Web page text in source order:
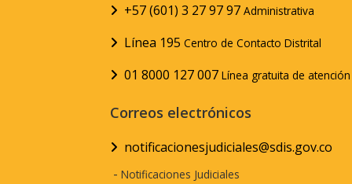
+57 (601) 3 27 97 97 Administrativa
Línea 195 Centro de Contacto Distrital
01 8000 127 007 Línea gratuita de
Correos electrónicos
notificacionesjudiciales@sdis.gov.co
- Notificaciones Judiciales